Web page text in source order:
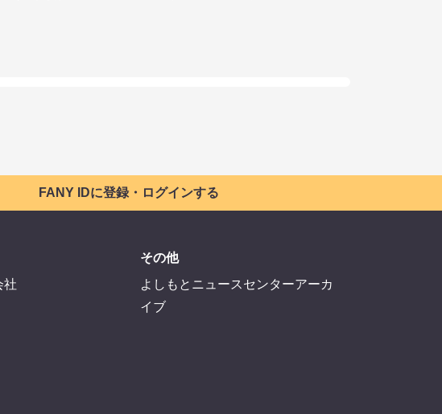
FANY IDに登録・ログインする
社
その他
よしもとニュースセンターアーカ
イブ